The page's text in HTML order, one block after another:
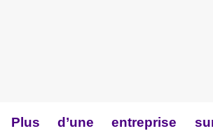
Plus d’une entreprise